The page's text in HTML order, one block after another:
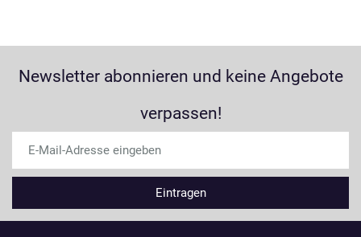
Newsletter abonnieren und keine Angebote
verpassen!